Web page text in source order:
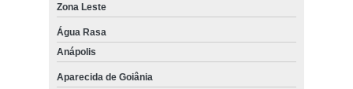
Zona Leste
Água Rasa
Anápolis
Aparecida de Goiânia